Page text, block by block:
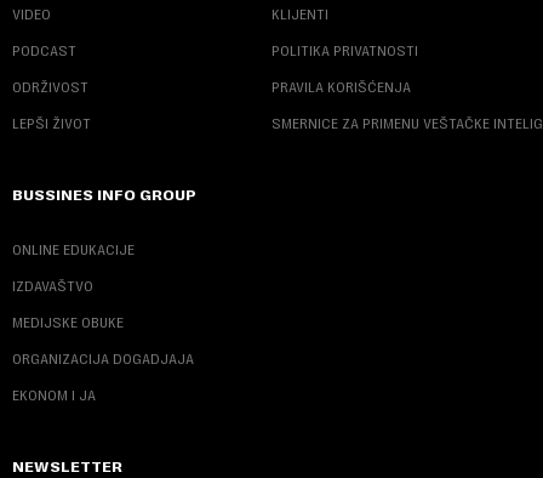
VIDEO
PODCAST
ODRŽIVOST
LEPŠI ŽIVOT
KLIJENTI
POLITIKA PRIVATNOSTI
PRAVILA KORIŠĆENJA
SMERNICE ZA PRIMENU VEŠTAČKE
BUSSINES INFO GROUP
ONLINE EDUKACIJE
IZDAVAŠTVO
MEDIJSKE OBUKE
ORGANIZACIJA DOGADJAJA
EKONOM I JA
NEWSLETTER